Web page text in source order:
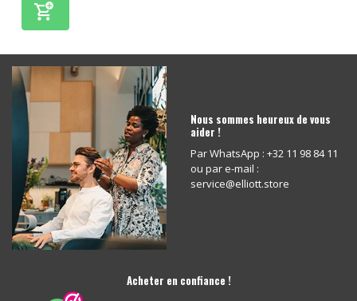
Nous sommes heureux de vous
aider !
Par WhatsApp : +32 11 98 84 11
ou par e-mail :
service@elliott.store
Acheter en confiance !